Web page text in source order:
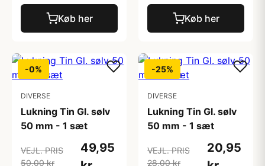
Køb her Køb her
-0%
DIVERSE
Lukning Tin Gl. sølv
50 mm - 1 sæt
VEJL. PRIS
50,00 kr
49,95
-25%
DIVERSE
Lukning Tin Gl. sølv
50 mm - 1 sæt
VEJL. PRIS
28,00 kr
20,95